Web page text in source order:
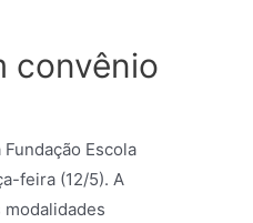
convênio
Escola
feira (12/5). A